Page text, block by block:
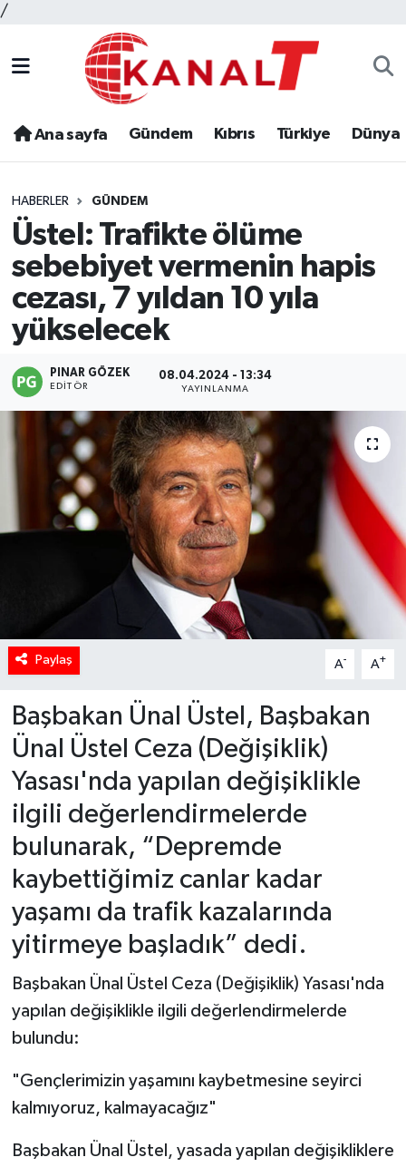
/
Ana sayfa Gündem Kıbrıs Türkiye Dünya
HABERLER GÜNDEM
Üstel: Trafikte ölüme
sebebiyet vermenin hapis
cezası, 7 yıldan 10 yıla
yükselecek
PINAR GÖZEK
EDITÖR
08.04.2024 - 13:34
YAYINLANMA
Paylaş A- A+
Başbakan Ünal Üstel, Başbakan
Ünal Üstel Ceza (Değişiklik)
Yasası'nda yapılan değişiklikle
ilgili değerlendirmelerde
bulunarak, “Depremde
kaybettiğimiz canlar kadar
yaşamı da trafik kazalarında
yitirmeye başladık” dedi.
Başbakan Ünal Üstel Ceza (Değişiklik) Yasası'nda
yapılan değişiklikle ilgili değerlendirmelerde
bulundu:
"Gençlerimizin yaşamını kaybetmesine seyirci
kalmıyoruz, kalmayacağız"
Başbakan Ünal Üstel, yasada yapılan değişikliklere